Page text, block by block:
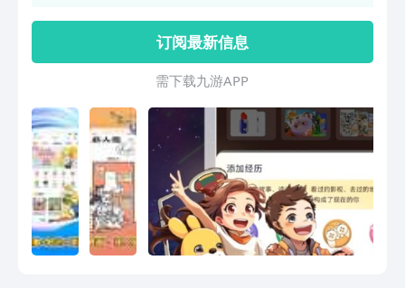
律安抚宝宝情绪，帮助宝贝安心入睡，家
长省心更放心。经典儿歌童谣、动感节奏
儿歌、睡前安抚音乐、英文儿歌故事、阿
凯叔叔讲故事、妈妈说故事、古诗、诗词
故事、伊索寓言......贴心选择适合各阶段
小朋友们收听的内容，高清好音质更适合
家长和小朋友们。【宝宝学】益智互动、
艺术创造、科普认知、国学启蒙，全方位
培养宝宝兴趣手工、舞蹈、画画全方位兴
趣培养，宝宝的动手能力、身体协调能力
越来越好啦！在嬉戏中种下兴趣的种子，
陪伴宝贝茁壮成长！专注宝宝早教认知启
的文化素养，拓宽孩子的知识视野、持续
提升孩子的认知理解能力。 【让好故事
无处不在】 全场景覆盖：支持各类智能
设备，满足孩子不同生活场景的学习需
求。 多设备通用：同一账号权益，可在
多种智能终端之间无缝切换使用，支持在
手机、儿童手表、平板学习机、词典笔、
听力机、车机等设备上使用！ 孩子可以
利用碎片时间，快乐趣学，拓展阅读量，
收获更多知识！ 【课外阅读故事馆】 经
典名著：《四大名著》《绿野仙踪》《纳
尼亚传奇》《父与子》 爆笑幽默：《不
订阅最新信息
需 下 载 九 游 A P P